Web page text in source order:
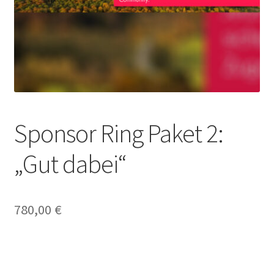
OWL Webshop – Black Rabbat
OWL-Webshop
OWL-Webshop – Aktionen
OWL-Webshop | Für Unternehmen
Shop
Warenkorb
Sponsor Ring Paket 2:
„Gut dabei“
780,00 €